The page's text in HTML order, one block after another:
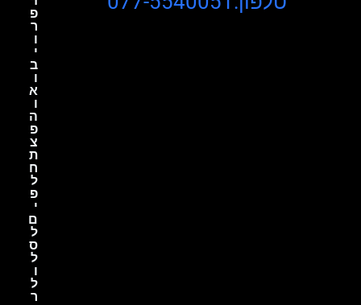
פ
ר
ו
י
ב
ו
א
ו
ה
פ
צ
ת
ח
ל
פ
י
ם
ל
ס
ל
ו
ל
ר